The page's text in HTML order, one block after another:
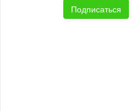
Подписаться